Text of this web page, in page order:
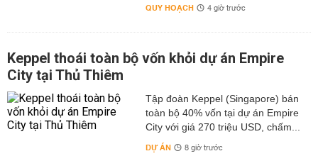
QUY HOẠCH 4 giờ trước
Keppel thoái toàn bộ vốn khỏi dự án Empire
City tại Thủ Thiêm
Tập đoàn Keppel (Singapore) bán
toàn bộ 40% vốn tại dự án Empire
City với giá 270 triệu USD, chấm...
DỰ ÁN 8 giờ trước